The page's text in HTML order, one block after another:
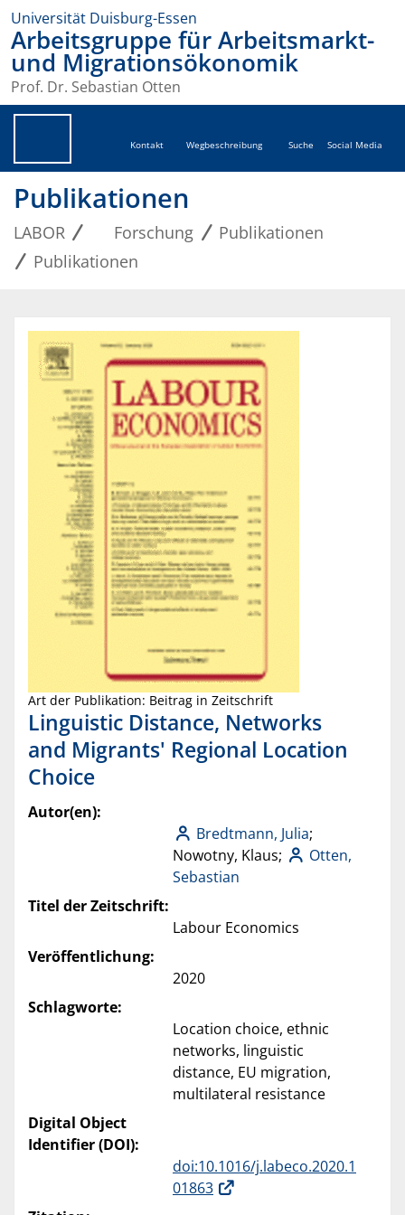
Universität Duisburg-Essen
Arbeitsgruppe für Arbeitsmarkt-
und Migrationsökonomik
Prof. Dr. Sebastian Otten
Kontakt Wegbeschreibung Suche Social Media
Publikationen
LABOR Forschung
Publikationen
Publikationen
Art der Publikation: Beitrag in Zeitschrift
Linguistic Distance, Networks
and Migrants' Regional Location
Choice
Autor(en):
Bredtmann, Julia;
Nowotny, Klaus;
Otten,
Sebastian
Titel der Zeitschrift:
Labour Economics
Veröffentlichung:
2020
Schlagworte:
Location choice, ethnic
networks, linguistic
distance, EU migration,
multilateral resistance
Digital Object
Identifier (DOI):
doi:10.1016/j.labeco.2020.1
01863